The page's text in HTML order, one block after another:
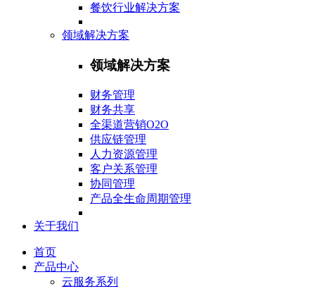
餐饮行业解决方案
领域解决方案
领域解决方案
财务管理
财务共享
全渠道营销O2O
供应链管理
人力资源管理
客户关系管理
协同管理
产品全生命周期管理
关于我们
首页
产品中心
云服务系列